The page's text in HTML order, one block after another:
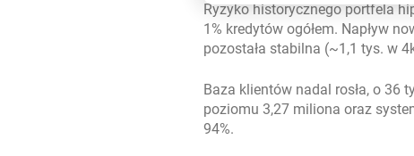
Ryzyko historycznego portfela
1% kredytów ogółem. Napływ
pozostała stabilna (~1,1 tys. w
Baza klientów nadal rosła, o 36
poziomu 3,27 miliona oraz
94%.